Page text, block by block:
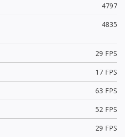
4797
4835
29 FPS
17 FPS
63 FPS
52 FPS
29 FPS